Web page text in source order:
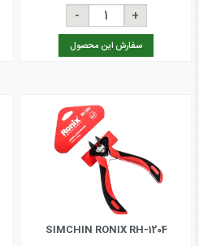
سفارش این محصول
SIMCHIN RONIX RH-1204